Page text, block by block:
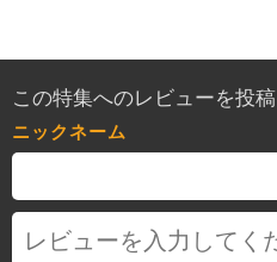
この特集へのレビューを投稿
ニックネーム